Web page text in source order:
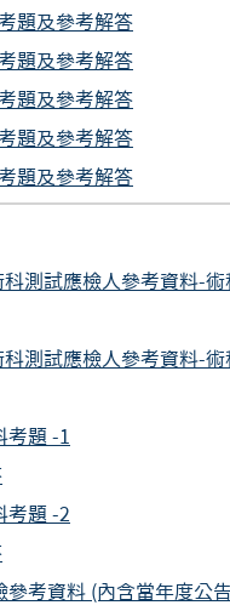
題及參考解答
題及參考解答
題及參考解答
題及參考解答
題及參考解答
測試應檢人參考資料-
測試應檢人參考資料-
考題 -1
考題 -2
參考資料 (內含當年度公